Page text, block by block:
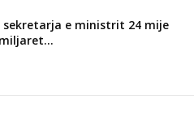
sekretarja e ministrit 24 mije